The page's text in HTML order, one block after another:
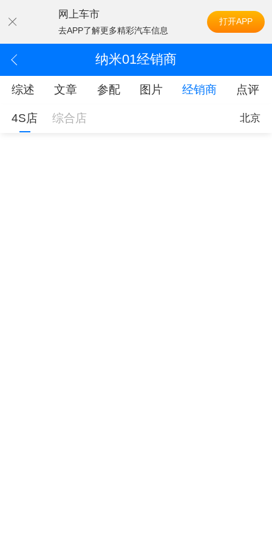
网上车市
去APP了解更多精彩汽车信息
打开APP
纳米01经销商
综述 文章 参配 图片 经销商 点评
4S店 综合店 北京